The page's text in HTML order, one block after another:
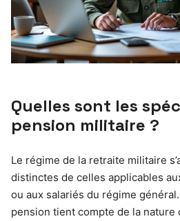
Quelles sont les
pension militaire ?
Le régime de la retraite militaire
distinctes de celles applicables
ou aux salariés du régime
pension tient compte de la nature